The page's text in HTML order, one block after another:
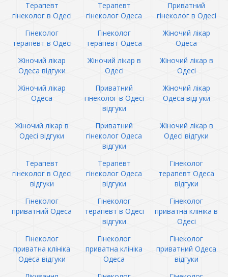
Терапевт
гінеколог в Одесі
Терапевт
гінеколог Одеса
Приватний
гінеколог в Одесі
Гінеколог
терапевт в Одесі
Гінеколог
терапевт Одеса
Жіночий лікар
Одеса
Жіночий лікар
Одеса відгуки
Жіночий лікар в
Одесі
Жіночий лікар в
Одесі
Жіночий лікар
Одеса
Приватний
гінеколог в Одесі
відгуки
Жіночий лікар
Одеса відгуки
Жіночий лікар в
Одесі відгуки
Приватний
гінеколог Одеса
відгуки
Жіночий лікар в
Одесі відгуки
Терапевт
гінеколог в Одесі
відгуки
Терапевт
гінеколог Одеса
відгуки
Гінеколог
терапевт Одеса
відгуки
Гінеколог
приватний Одеса
Гінеколог
терапевт в Одесі
відгуки
Гінеколог
приватна клініка в
Одесі
Гінеколог
приватна клініка
Одеса відгуки
Гінеколог
приватна клініка
Одеса
Гінеколог
приватний Одеса
відгуки